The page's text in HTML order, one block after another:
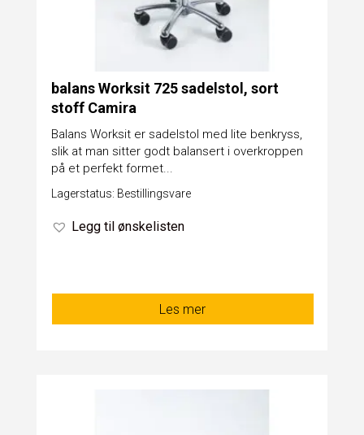
balans Worksit 725 sadelstol, sort
stoff Camira
Balans Worksit er sadelstol med lite benkryss,
slik at man sitter godt balansert i overkroppen
på et perfekt formet...
Lagerstatus: Bestillingsvare
Legg til ønskelisten
Les mer